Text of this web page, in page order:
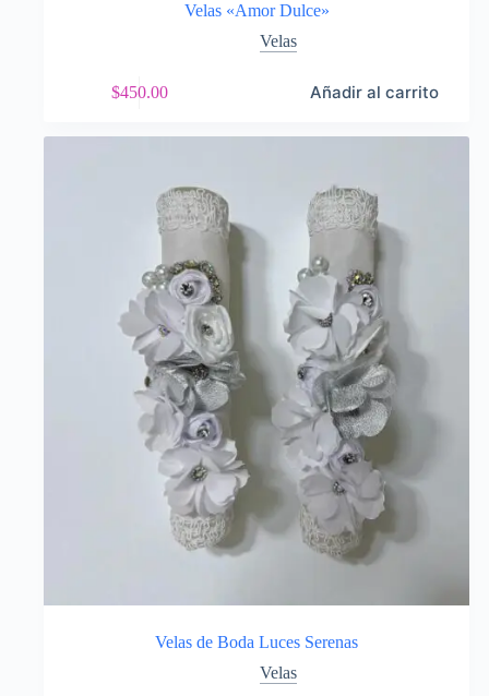
Velas «Amor Dulce»
Velas
$450.00 Añadir al carrito
Velas de Boda Luces Serenas
Velas